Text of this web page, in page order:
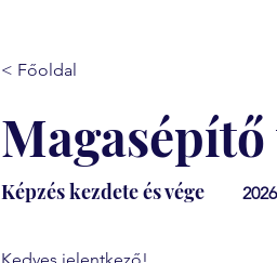
< Főoldal
Képzés kezdete és vége